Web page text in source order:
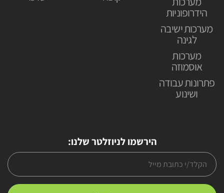
הידרופוניות
מערכות ישיבה
לגינה
מערכות
אוסמוזה
פתרונות עבודה
ושינוע
הירשמו לניוזלטר שלנו: